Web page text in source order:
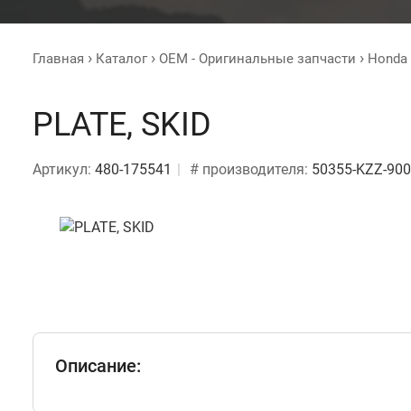
Главная Каталог OEM - Оригинальные запчасти Honda
PLATE, SKID
Артикул: 480-175541 # производителя: 50355-KZZ-900
Описание: